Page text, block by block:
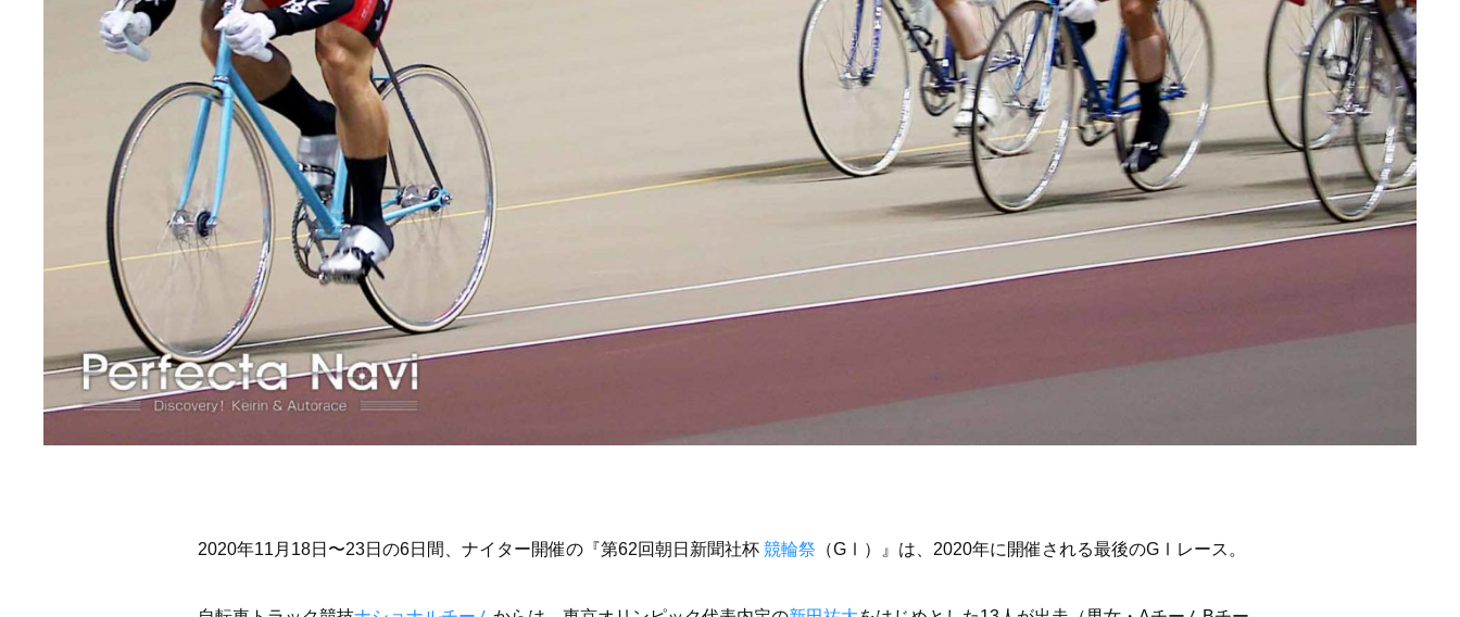
2020年11月18日〜23日の6日間、ナイター開催の『第62回朝日新聞社杯 競輪祭 （GⅠ）』は、2020年に開催される最後のGⅠレース。